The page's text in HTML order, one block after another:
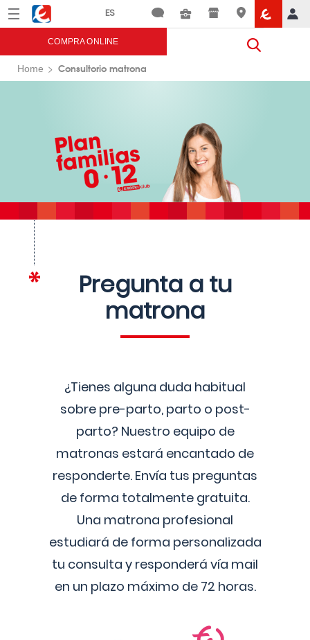
Menú Eroski
COMPRA ONLINE
Home Consultorio matrona
Pregunta a tu
matrona
¿Tienes alguna duda habitual
sobre pre-parto, parto o post-
parto? Nuestro equipo de
matronas estará encantado de
responderte. Envía tus preguntas
de forma totalmente gratuita.
Una matrona profesional
estudiará de forma personalizada
tu consulta y responderá vía mail
en un plazo máximo de 72 horas.